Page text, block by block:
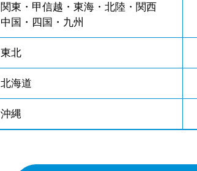
関東・甲信越・東海・北陸・関西
中国・四国・九州
東北
北海道
沖縄